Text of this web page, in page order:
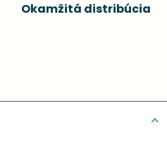
Okamžitá distribúcia